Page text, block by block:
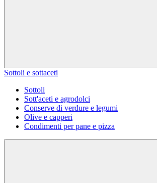
Sottoli e sottaceti
Sottoli
Sott'aceti e agrodolci
Conserve di verdure e legumi
Olive e capperi
Condimenti per pane e pizza